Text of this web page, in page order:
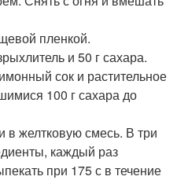
пленкой.
и 50 г сахара.
сок и растительное
100 г сахара до
в желтковую смесь. В три
каждый раз
при 175 с в течение